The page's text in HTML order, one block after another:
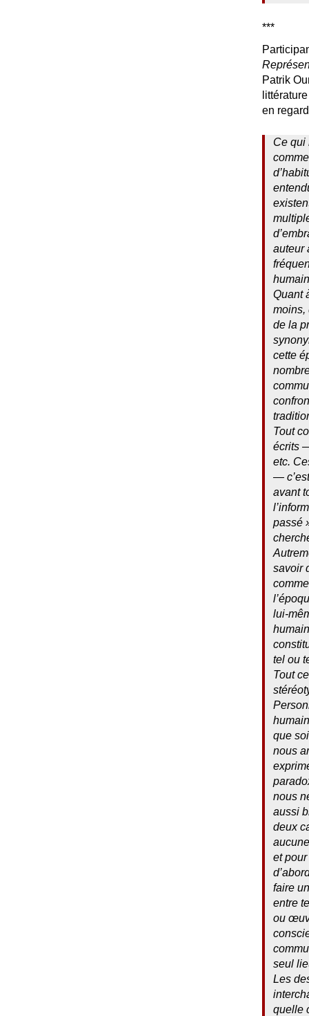
***
Patrik
en
Ce qui
auteur
Quant
moins,
de la
cette
Tout
écrits
etc.
—
avant
passé
savoir
lui-
tel ou
Tout
que
nous
nous
aussi
deux
et
faire
entre
ou
seul
Les
quelle